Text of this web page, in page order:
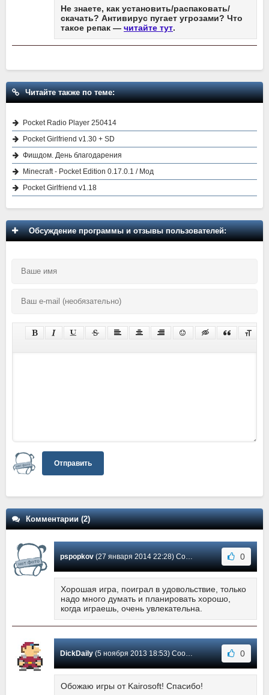
Не знаете, как установить/распаковать/
скачать? Антивирус пугает угрозами? Что
такое репак — читайте тут.
Читайте также по теме:
Pocket Radio Player 250414
Pocket Girlfriend v1.30 + SD
Фишдом. День благодарения
Minecraft - Pocket Edition 0.17.0.1 / Мод
Pocket Girlfriend v1.18
Обсуждение программы и отзывы пользователей:
Отправить
Комментарии (2)
pspopkov(27 января 2014 22:28) Сообщение #2 0
Хорошая игра, поиграл в удовольствие, только
надо много думать и планировать хорошо,
когда играешь, очень увлекательна.
DickDaily(5 ноября 2013 18:53) Сообщение #1 0
Обожаю игры от Kairosoft! Спасибо!